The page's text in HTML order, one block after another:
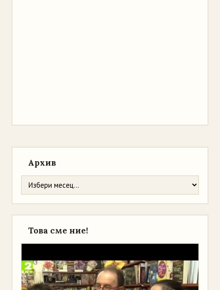
Архив
Това сме ние!